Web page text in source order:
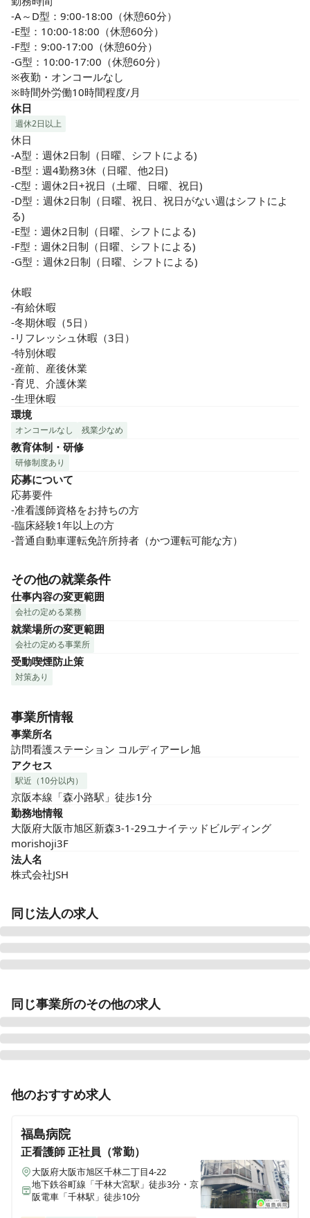
-A～D型：9:00-18:00（休憩60分）
-E型：10:00-18:00（休憩60分）
-F型：9:00-17:00（休憩60分）
-G型：10:00-17:00（休憩60分）
※夜勤・オンコールなし
※時間外労働10時間程度/月
休日
週休2日以上
休日
-A型：週休2日制（日曜、シフトによる)
-B型：週4勤務3休（日曜、他2日)
-C型：週休2日+祝日（土曜、日曜、祝日)
-D型：週休2日制（日曜、祝日、祝日がない週はシフトによ
る)
-E型：週休2日制（日曜、シフトによる)
-F型：週休2日制（日曜、シフトによる)
-G型：週休2日制（日曜、シフトによる)
休暇
-有給休暇
-冬期休暇（5日）
-リフレッシュ休暇（3日）
-特別休暇
-産前、産後休業
-育児、介護休業
-生理休暇
環境
オンコールなし 残業少なめ
教育体制・研修
研修制度あり
応募について
応募要件
-准看護師資格をお持ちの方
-臨床経験1年以上の方
-普通自動車運転免許所持者（かつ運転可能な方）
その他の就業条件
仕事内容の変更範囲
会社の定める業務
就業場所の変更範囲
会社の定める事業所
受動喫煙防止策
対策あり
事業所情報
事業所名
訪問看護ステーション コルディアーレ旭
アクセス
駅近（10分以内）
京阪本線「森小路駅」徒歩1分
勤務地情報
大阪府大阪市旭区新森3-1-29ユナイテッドビルディング
morishoji3F
法人名
株式会社JSH
同じ法人の求人
東京都葛飾区金町一丁目19-3日立金町ビル5階
訪問看護ステーション コルディアーレ 東大阪
訪問看護ステーション コルディアーレ江戸川
訪問看護ステーション コルディアーレ板橋
東京都板橋区板橋1-49-3ライオンズマンション板橋207号室
訪問看護ステーション コルディアーレ川口
同じ事業所のその他の求人
正看護師 正社員（常勤）
【大阪市旭区 / 森小路駅】日勤のみ◎選べる勤務体系
ョン🏠
他のおすすめ求人
福島病院
正看護師正社員（常勤）
大阪府大阪市旭区千林二丁目4-22
地下鉄谷町線「千林大宮駅」徒歩3分・京
阪電車「千林駅」徒歩10分